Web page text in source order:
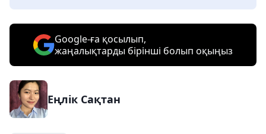
Google-ға қосылып,
жаңалықтарды бірінші болып оқыңыз
Еңлік Сақтан